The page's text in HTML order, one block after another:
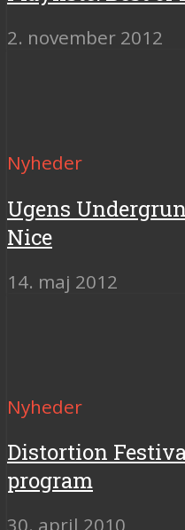
2. november 2012
Nyheder
Ugens
Nice
14. maj 2012
Nyheder
Distortion
program
30. april 2010